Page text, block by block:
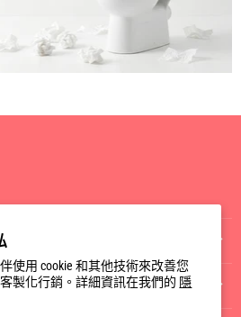
使用 cookie 和其他技術來改善您
製化行銷。詳細資訊在我們的 隱